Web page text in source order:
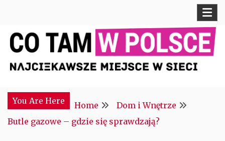
content
CTM POLONIA
You Are Here
Home
Dom i Wnętrze
Butle gazowe – gdzie się sprawdzają?